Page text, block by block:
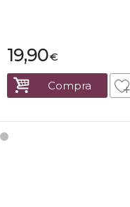
€
19,90
Compra